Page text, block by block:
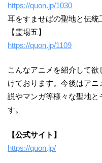
https://quon.jp/1030
耳をすませばの聖地と伝統
【霊場五】
https://quon.jp/1109
こんなアニメを紹介して
けております。今後はア
説やマンガ等様々な聖地
す。
【公式サイト】
https://quon.jp/